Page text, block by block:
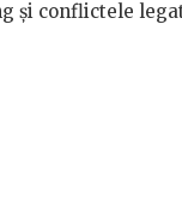
și conflictele